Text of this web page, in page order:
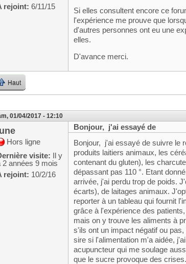
rejoint: 6/11/15
Si elles consultent encore ce
l'expérience me prouve que
d'autres personnes ont eu une
elles.
D'avance merci.
Haut
01/04/2017 - 12:10
Hors ligne
visite: Il y
2 années 9 mois
rejoint: 10/2/16
Bonjour, j'ai essayé de
Bonjour, j'ai essayé de suivre le
produits laitiers animaux, les
contenant du gluten), les
dépassant pas 110 °. Etant
arrivée, j'ai perdu trop de poids.
écarts), de laitages animaux.
reporter à un tableau qui fournit
grâce à l'expérience des
mais on y trouve les aliments à
s'ils ont un impact négatif ou
sire si l'alimentation m'a aidée,
acupuncteur qui me soulage
que le sucre provoque des